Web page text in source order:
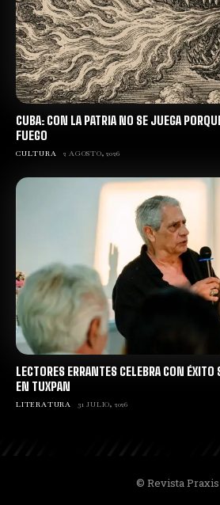
CUBA: CON LA PATRIA NO SE JUEGA
FUEGO
CULTURA 2 AGOSTO, 2026
LECTORES ERRANTES CELEBRA CON
EN TUXPAN
LITERATURA 31 JULIO, 2026
© Revista Praxis